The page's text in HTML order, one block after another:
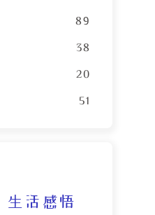
89
38
20
51
生活感悟